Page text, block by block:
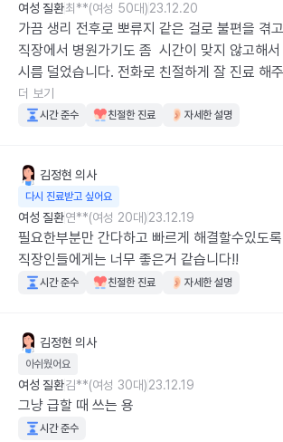
여성 질환최**(여성 50대)23.12.20
가끔 생리 전후로 뽀류지 같은 걸로 불편을 겪
직장에서 병원가기도 좀  시간이 맞지 않고해
시름 덜었습니다. 전화로 친절하게 잘 진료 해
받았습니다
더 보기
시간 준수 친절한 진료 자세한 설명
김정현 의사
다시 진료받고 싶어요
여성 질환연**(여성 20대)23.12.19
필요한부분만 간다하고 빠르게 해결할수있도
직장인들에게는 너무 좋은거 같습니다!!
시간 준수 친절한 진료 자세한 설명
김정현 의사
아쉬웠어요
여성 질환김**(여성 30대)23.12.19
그냥 급할 때 쓰는 용
시간 준수